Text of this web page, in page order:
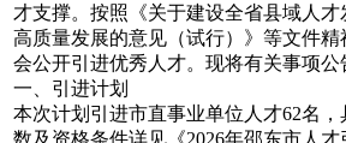
才支撑。按照《关于建设全省县域人
高质量发展的意见（试行）》等文件
会公开引进优秀人才。现将有关事项公
一、引进计划
本次计划引进市直事业单位人才62名，
数及资格条件详见《2026年邵东市人